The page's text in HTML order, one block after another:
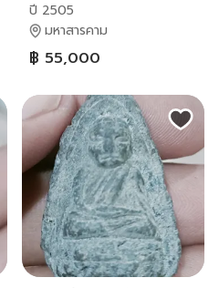
ปี 2505
มหาสารคาม
฿ 55,000